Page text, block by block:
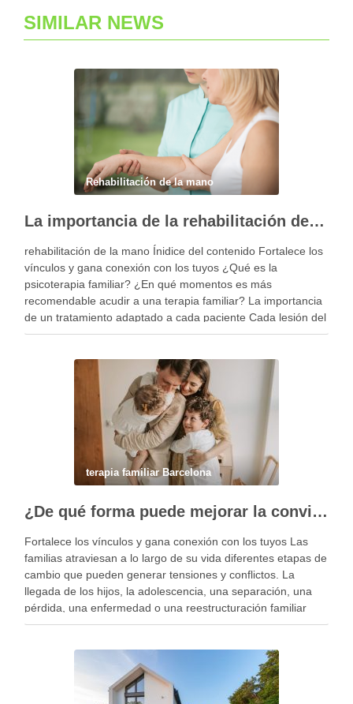
SIMILAR NEWS
Rehabilitación de la mano
La importancia de la rehabilitación de la mano personalizada
rehabilitación de la mano Ínidice del contenido Fortalece los
vínculos y gana conexión con los tuyos ¿Qué es la
psicoterapia familiar? ¿En qué momentos es más
recomendable acudir a una terapia familiar? La importancia
de un tratamiento adaptado a cada paciente Cada lesión del
miembro superior es diferente y, por …
terapia familiar Barcelona
¿De qué forma puede mejorar la convivencia la terapia familiar?
Fortalece los vínculos y gana conexión con los tuyos Las
familias atraviesan a lo largo de su vida diferentes etapas de
cambio que pueden generar tensiones y conflictos. La
llegada de los hijos, la adolescencia, una separación, una
pérdida, una enfermedad o una reestructuración familiar
pueden alterar el equilibrio del …